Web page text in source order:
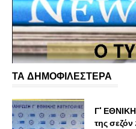
ΤΑ ΔΗΜΟΦΙΛΕΣΤΕΡΑ
Γ'
της